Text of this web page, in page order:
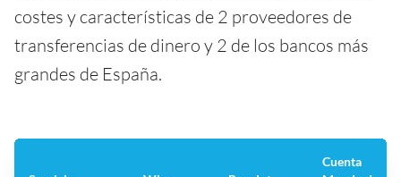
costes y características de 2 proveedores de
transferencias de dinero y 2 de los bancos más
grandes de España.
Cuenta